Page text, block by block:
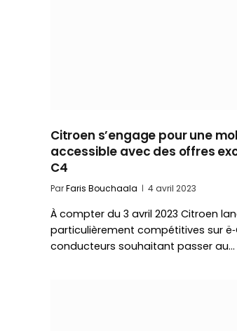
Citroen s’engage pour une
accessible avec des offres
C4
ParFaris Bouchaala 4 avril 2023
À compter du 3 avril 2023 Citroen
particulièrement compétitives sur
conducteurs souhaitant passer au…